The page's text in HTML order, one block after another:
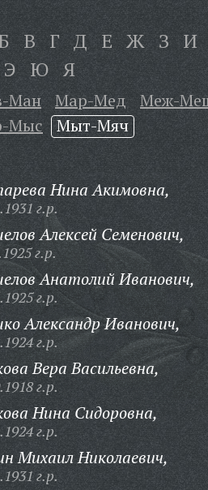
В Г Д Е Ж З И
Э Ю Я
Ман Мар-Мед Меж-
Мыс
Мыт-Мяч
Нина Акимовна,
г.р.
Алексей Семенович,
г.р.
Анатолий Иванович,
г.р.
Александр Иванович,
г.р.
Вера Васильевна,
г.р.
Нина Сидоровна,
г.р.
Михаил Николаевич,
г.р.